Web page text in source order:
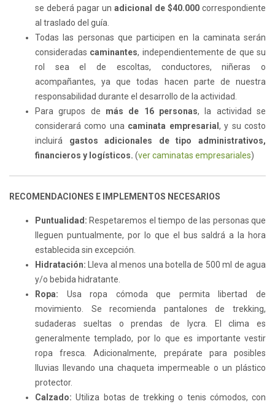
se deberá pagar un adicional de $40.000 correspondiente
al traslado del guía.
Todas las personas que participen en la caminata serán
consideradas caminantes, independientemente de que su
rol sea el de escoltas, conductores, niñeras o
acompañantes, ya que todas hacen parte de nuestra
responsabilidad durante el desarrollo de la actividad.
Para grupos de más de 16 personas, la actividad se
considerará como una caminata empresarial , y su costo
incluirá gastos adicionales de tipo administrativos,
financieros y logísticos. (ver caminatas empresariales)
RECOMENDACIONES E IMPLEMENTOS NECESARIOS
Puntualidad: Respetaremos el tiempo de las personas que
lleguen puntualmente, por lo que el bus saldrá a la hora
establecida sin excepción.
Hidratación: Lleva al menos una botella de 500 ml de agua
y/o bebida hidratante.
Ropa: Usa ropa cómoda que permita libertad de
movimiento. Se recomienda pantalones de trekking,
sudaderas sueltas o prendas de lycra. El clima es
generalmente templado, por lo que es importante vestir
ropa fresca. Adicionalmente, prepárate para posibles
lluvias llevando una chaqueta impermeable o un plástico
protector.
Calzado: Utiliza botas de trekking o tenis cómodos, con